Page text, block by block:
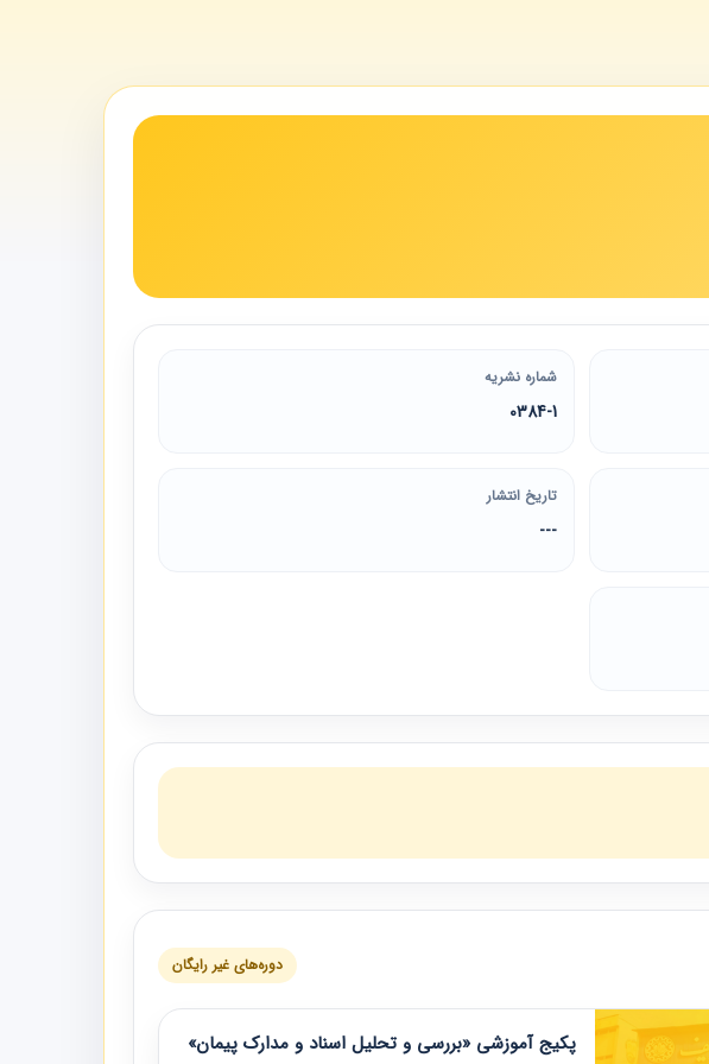
شماره نشریه
0384-1
تاریخ انتشار
---
دوره‌های غیر رایگان
پکیج آموزشی «بررسی و تحلیل اسناد و مدارک پیمان»